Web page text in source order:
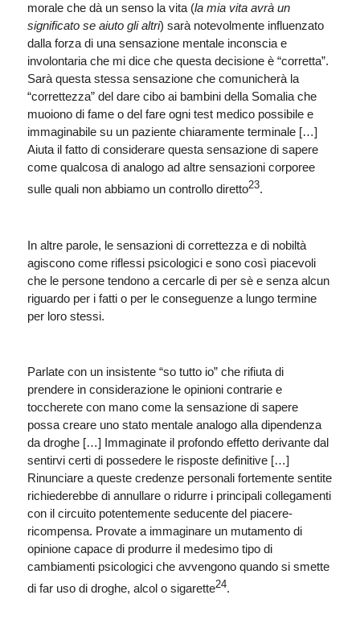
morale che dà un senso la vita (la mia vita avrà un
significato se aiuto gli altri) sarà notevolmente influenzato
dalla forza di una sensazione mentale inconscia e
involontaria che mi dice che questa decisione è “corretta”.
Sarà questa stessa sensazione che comunicherà la
“correttezza” del dare cibo ai bambini della Somalia che
muoiono di fame o del fare ogni test medico possibile e
immaginabile su un paziente chiaramente terminale […]
Aiuta il fatto di considerare questa sensazione di sapere
come qualcosa di analogo ad altre sensazioni corporee
sulle quali non abbiamo un controllo diretto23.
In altre parole, le sensazioni di correttezza e di nobiltà
agiscono come riflessi psicologici e sono così piacevoli
che le persone tendono a cercarle di per sè e senza alcun
riguardo per i fatti o per le conseguenze a lungo termine
per loro stessi.
Parlate con un insistente “so tutto io” che rifiuta di
prendere in considerazione le opinioni contrarie e
toccherete con mano come la sensazione di sapere
possa creare uno stato mentale analogo alla dipendenza
da droghe […] Immaginate il profondo effetto derivante dal
sentirvi certi di possedere le risposte definitive […]
Rinunciare a queste credenze personali fortemente sentite
richiederebbe di annullare o ridurre i principali collegamenti
con il circuito potentemente seducente del piacere-
ricompensa. Provate a immaginare un mutamento di
opinione capace di produrre il medesimo tipo di
cambiamenti psicologici che avvengono quando si smette
di far uso di droghe, alcol o sigarette24.